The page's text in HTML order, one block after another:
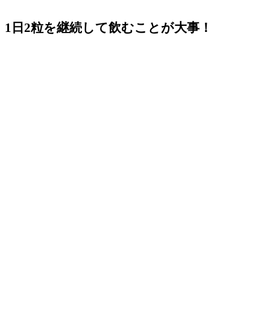
1日2粒を継続して飲むことが大事！